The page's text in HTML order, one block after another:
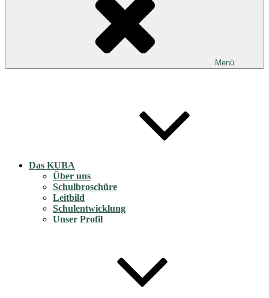
Menü
Das KUBA
Über uns
Schulbroschüre
Leitbild
Schulentwicklung
Unser Profil